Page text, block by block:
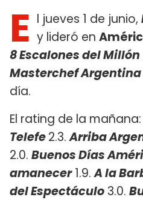
E l jueves 1 de junio,
y lideró en
8 Escalones del Millón
Masterchef Argentina
día.
El rating de la mañana:
Telefe2.3.Arriba
2.0. Buenos Días
amanecer1.9.A la
del Espectáculo 3.0.